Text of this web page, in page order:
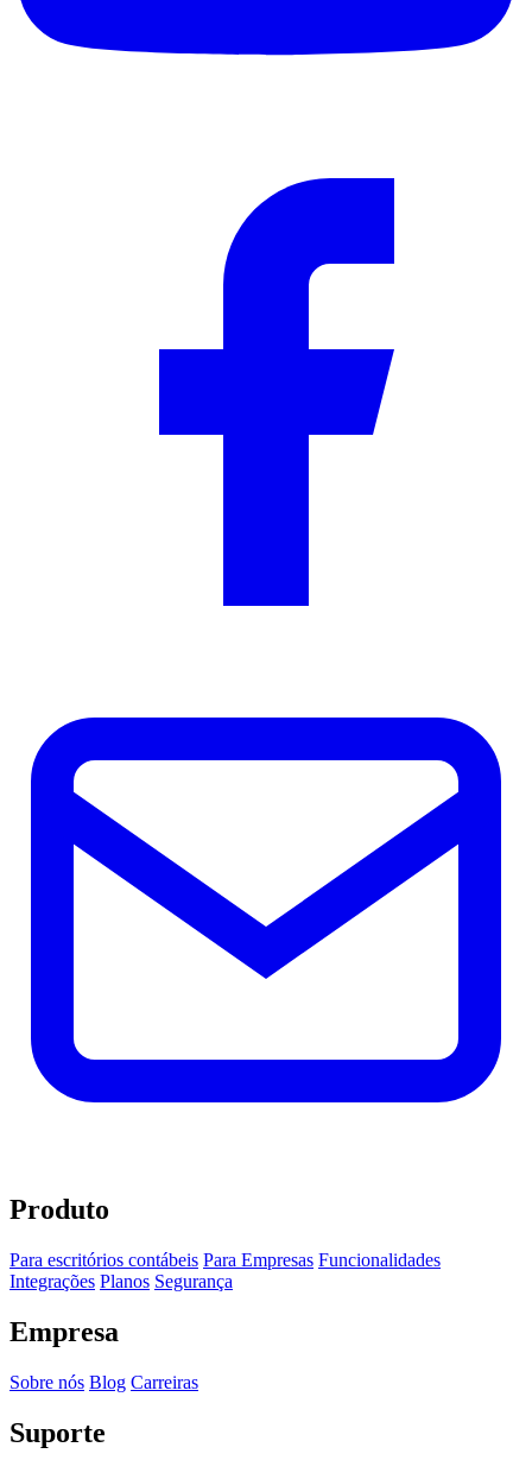
Produto
Para escritórios contábeis Para Empresas Funcionalidades
Integrações Planos Segurança
Empresa
Sobre nós Blog Carreiras
Suporte